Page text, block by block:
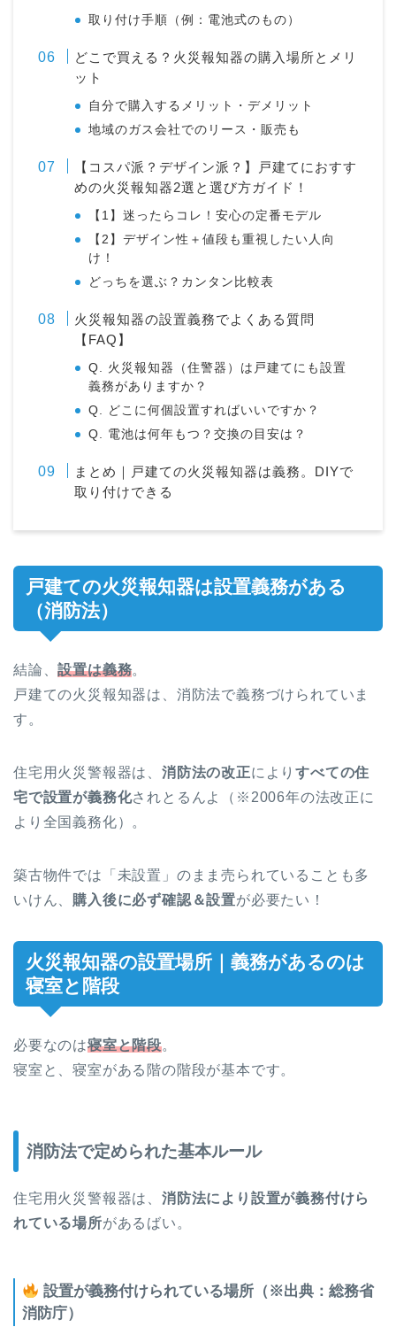
取り付け手順（例：電池式のもの）
どこで買える？火災報知器の購入場所とメリ
ット
自分で購入するメリット・デメリット
地域のガス会社でのリース・販売も
【コスパ派？デザイン派？】戸建てにおすす
めの火災報知器2選と選び方ガイド！
【1】迷ったらコレ！安心の定番モデル
【2】デザイン性＋値段も重視したい人向
け！
どっちを選ぶ？カンタン比較表
火災報知器の設置義務でよくある質問
【FAQ】
Q. 火災報知器（住警器）は戸建てにも設置
義務がありますか？
Q. どこに何個設置すればいいですか？
Q. 電池は何年もつ？交換の目安は？
まとめ｜戸建ての火災報知器は義務。DIYで
取り付けできる
戸建ての火災報知器は設置義務がある
（消防法）
結論、設置は義務。
戸建ての火災報知器は、消防法で義務づけられていま
す。
住宅用火災警報器は、 消防法の改正によりすべての住
宅で設置が義務化されとるんよ（※2006年の法改正に
より全国義務化）。
築古物件では「未設置」のまま売られていることも多
いけん、 購入後に必ず確認＆設置が必要たい！
火災報知器の設置場所｜義務があるのは
寝室と階段
必要なのは寝室と階段。
寝室と、寝室がある階の階段が基本です。
消防法で定められた基本ルール
住宅用火災警報器は、 消防法により設置が義務付けら
れている場所があるばい。
設置が義務付けられている場所（※出典：総務省
消防庁）